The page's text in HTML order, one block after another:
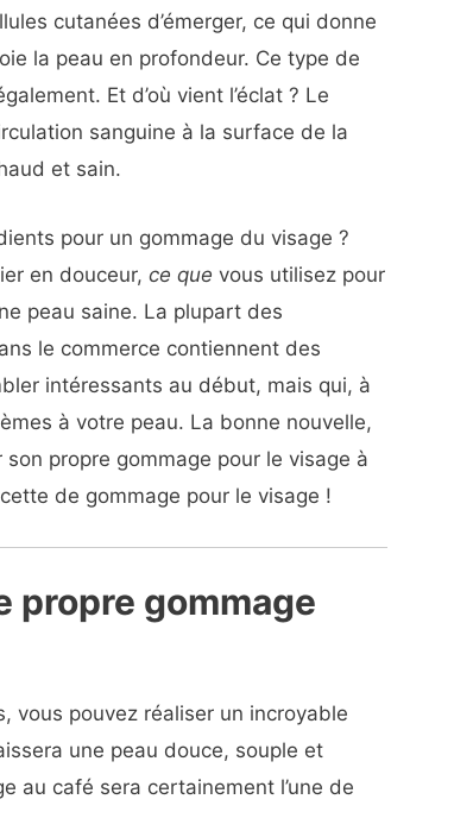
cutanées d’émerger, ce qui donne
la peau en profondeur. Ce type de
Et d’où vient l’éclat ? Le
sanguine à la surface de la
et sain.
pour un gommage du visage ?
en douceur,ce que vous utilisez pour
peau saine. La plupart des
le commerce contiennent des
intéressants au début, mais qui, à
à votre peau. La bonne nouvelle,
son propre gommage pour le visage à
de gommage pour le visage !
propre gommage
vous pouvez réaliser un incroyable
une peau douce, souple et
au café sera certainement l’une de